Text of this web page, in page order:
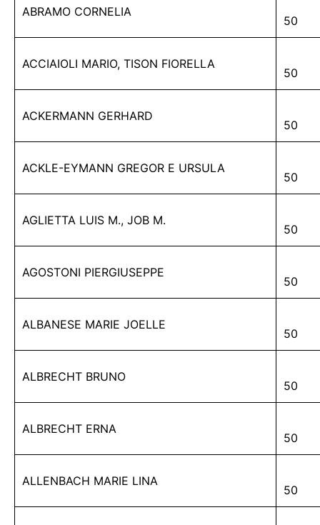
ABRAMO CORNELIA
50
ACCIAIOLI MARIO, TISON FIORELLA
50
ACKERMANN GERHARD
50
ACKLE-EYMANN GREGOR E URSULA
50
AGLIETTA LUIS M., JOB M.
50
AGOSTONI PIERGIUSEPPE
50
ALBANESE MARIE JOELLE
50
ALBRECHT BRUNO
50
ALBRECHT ERNA
50
ALLENBACH MARIE LINA
50